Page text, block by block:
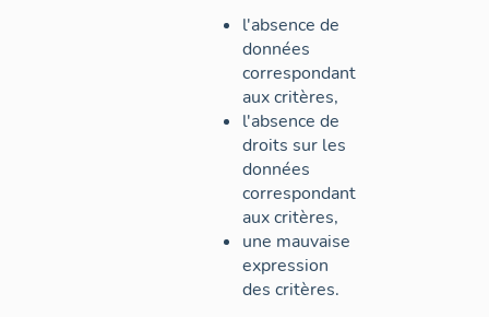
l'absence de
données
correspondant
aux critères,
l'absence de
droits sur les
données
correspondant
aux critères,
une mauvaise
expression
des critères.